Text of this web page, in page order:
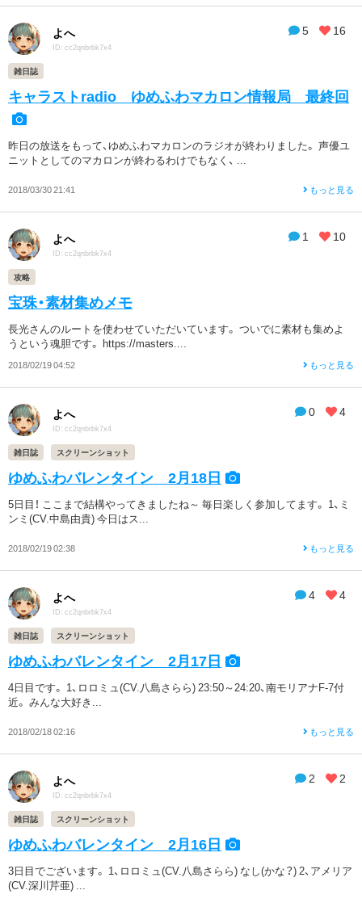
5 16
よへ
ID: cc2qnbrbk7x4
雑日誌
キャラストradio ゆめふわマカロン情報局 最終回
昨日の放送をもって、ゆめふわマカロンのラジオが終わりました。 声優ユ
ニットとしてのマカロンが終わるわけでもなく、 ...
2018/03/30 21:41 もっと見る
1 10
よへ
ID: cc2qnbrbk7x4
攻略
宝珠・素材集めメモ
長光さんのルートを使わせていただいています。 ついでに素材も集めよ
うという魂胆です。 https://masters....
2018/02/19 04:52 もっと見る
0 4
よへ
ID: cc2qnbrbk7x4
雑日誌 スクリーンショット
ゆめふわバレンタイン 2月18日
5日目！ ここまで結構やってきましたね～ 毎日楽しく参加してます。 1、ミ
ンミ(CV.中島由貴) 今日はス...
2018/02/19 02:38 もっと見る
4 4
よへ
ID: cc2qnbrbk7x4
雑日誌 スクリーンショット
ゆめふわバレンタイン 2月17日
4日目です。 1、ロロミュ(CV.八島さらら) 23:50～24:20、南モリアナF-7付
近。 みんな大好き...
2018/02/18 02:16 もっと見る
2 2
よへ
ID: cc2qnbrbk7x4
雑日誌 スクリーンショット
ゆめふわバレンタイン 2月16日
3日目でございます。 1、ロロミュ(CV.八島さらら) なし(かな？) 2、アメリア
(CV.深川芹亜) ...